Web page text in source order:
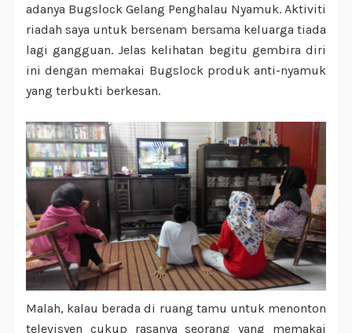
adanya Bugslock Gelang Penghalau Nyamuk. Aktiviti
riadah saya untuk bersenam bersama keluarga tiada
lagi gangguan. Jelas kelihatan begitu gembira diri
ini dengan memakai Bugslock produk anti-nyamuk
yang terbukti berkesan.
Malah, kalau berada di ruang tamu untuk menonton
televisyen cukup rasanya seorang yang memakai